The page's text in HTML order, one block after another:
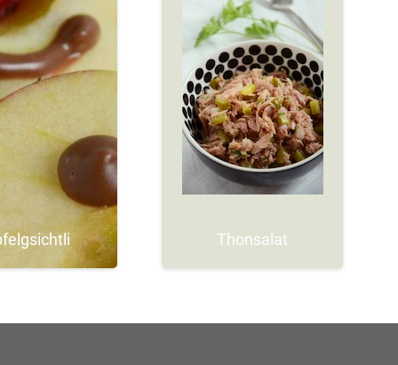
Thonsalat